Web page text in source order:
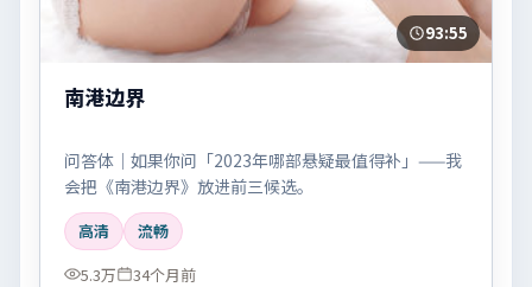
93:55
南港边界
问答体｜如果你问「2023年哪部悬疑最值得补」——我
会把《南港边界》放进前三候选。
高清
流畅
5.3万
34个月前